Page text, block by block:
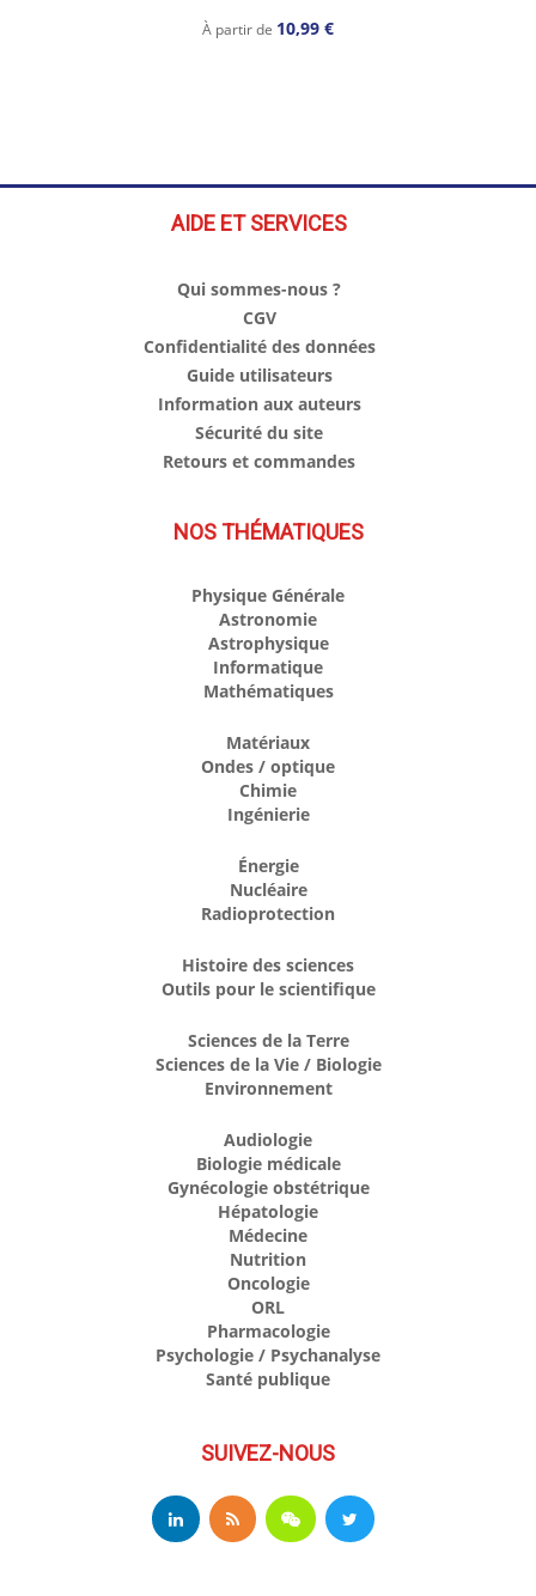
À partir de 10,99 €
AIDE ET SERVICES
Qui sommes-nous ?
CGV
Confidentialité des données
Guide utilisateurs
Information aux auteurs
Sécurité du site
Retours et commandes
NOS THÉMATIQUES
Physique Générale
Astronomie
Astrophysique
Informatique
Mathématiques
Matériaux
Ondes / optique
Chimie
Ingénierie
Énergie
Nucléaire
Radioprotection
Histoire des sciences
Outils pour le scientifique
Sciences de la Terre
Sciences de la Vie / Biologie
Environnement
Audiologie
Biologie médicale
Gynécologie obstétrique
Hépatologie
Médecine
Nutrition
Oncologie
ORL
Pharmacologie
Psychologie / Psychanalyse
Santé publique
SUIVEZ-NOUS